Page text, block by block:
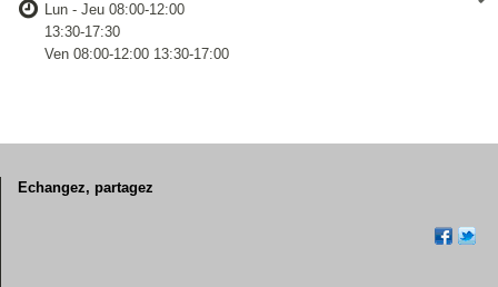
Lun - Jeu 08:00-12:00
13:30-17:30
Ven 08:00-12:00 13:30-17:00
Echangez, partagez